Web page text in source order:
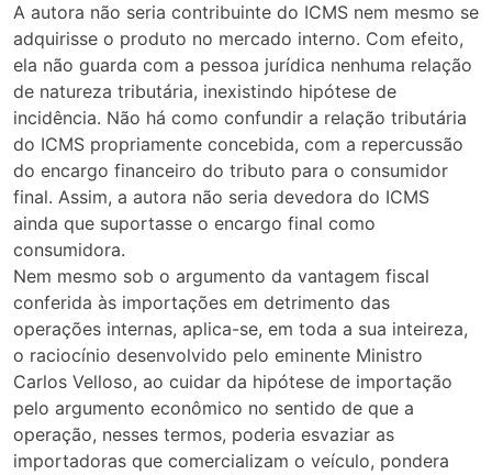
A autora não seria contribuinte do ICMS nem mesmo se
adquirisse o produto no mercado interno. Com efeito,
ela não guarda com a pessoa jurídica nenhuma relação
de natureza tributária, inexistindo hipótese de
incidência. Não há como confundir a relação tributária
do ICMS propriamente concebida, com a repercussão
do encargo financeiro do tributo para o consumidor
final. Assim, a autora não seria devedora do ICMS
ainda que suportasse o encargo final como
consumidora.
Nem mesmo sob o argumento da vantagem fiscal
conferida às importações em detrimento das
operações internas, aplica-se, em toda a sua inteireza,
o raciocínio desenvolvido pelo eminente Ministro
Carlos Velloso, ao cuidar da hipótese de importação
pelo argumento econômico no sentido de que a
operação, nesses termos, poderia esvaziar as
importadoras que comercializam o veículo, pondera